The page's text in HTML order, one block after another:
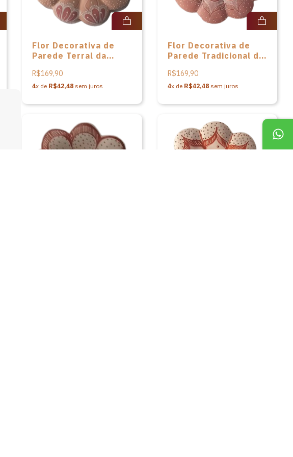
Flor Decorativa de
Parede Terral da
Souza
R$169,90
4x de R$42,48 sem juros
Flor Decorativa de
Parede Tradicional da
Souza
R$169,90
4x de R$42,48sem juros